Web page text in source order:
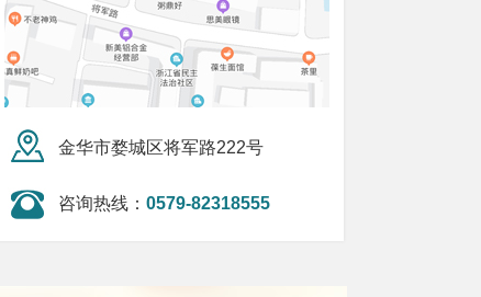
金华市婺城区将军路222号
咨询热线： 0579-82318555